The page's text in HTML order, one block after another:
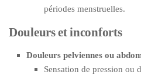
périodes menstruelles.
Douleurs et inconforts
Douleurs pelviennes ou
Sensation de pression ou